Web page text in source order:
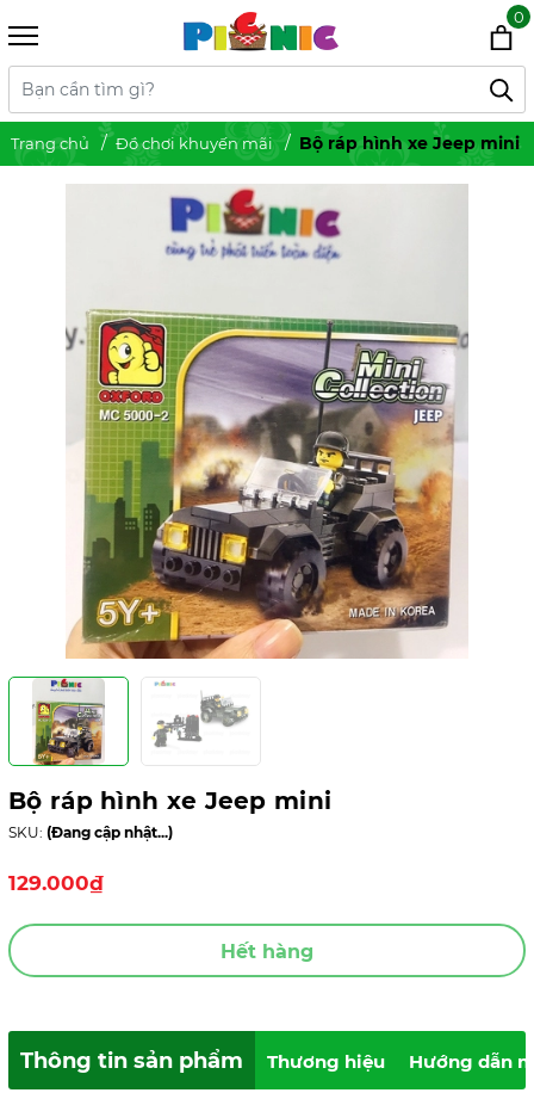
0
Trang chủ Đồ chơi khuyến mãi Bộ ráp hình xe Jeep mini
Bộ ráp hình xe Jeep mini
SKU: (Đang cập nhật...)
129.000₫
Hết hàng
Thông tin sản phẩm Thương hiệu Hướng dẫn